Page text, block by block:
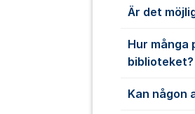
Är det
Hur många
biblioteket?
Kan någon